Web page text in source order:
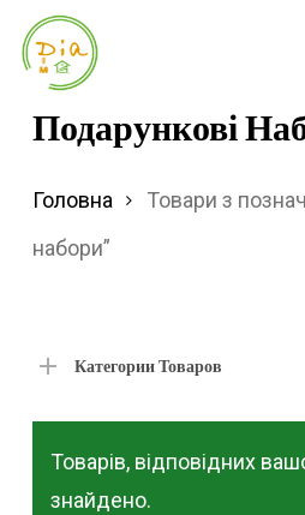
Skip
content
Подарункові
Головна
Товари з
набори”
Категории Товаров
Товарів, відповідних
знайдено.